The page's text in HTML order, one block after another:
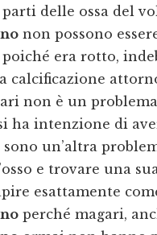
delle ossa del
non possono
era rotto,
calcificazione
non è un
ha intenzione di
sono un’altra
e trovare una sua
esattamente
perché magari,